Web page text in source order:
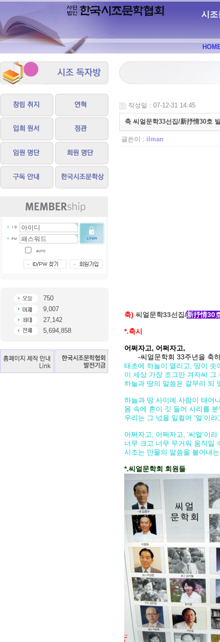
시조
750
9,007
27,142
5,694,858
작성일 : 07-12-31 14:45
축 씨얼문학33선집/新抒情30호
글쓴이 : ilman
축) 씨얼문학33선집/新抒情30
*.축시
어쩌자고, 어쩌자고,
-씨얼문학회 33주년을 축
태초에 하늘이 열리고, 땅이 솟
이 세상 가장 조그만 겨자씨 그
하늘과 땅의 말씀은 갈무리 되
하늘과 땅 사이에 사람이 태어
몸 속에 혼이 깃 들어 사리를
우리는 그 넋을 일컬어 '얼'이라
어쩌자고, 어쩌자고, '씨얼'이라
너무 크고 너무 무거워 움직일
시조는 만물의 말씀을 불어내
*.씨얼문학회 회원들